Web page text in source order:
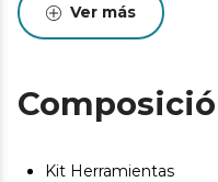
Ver más
Kit Herramientas